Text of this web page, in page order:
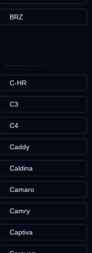
BRZ
C-HR
C3
C4
Caddy
Caldina
Camaro
Camry
Captiva